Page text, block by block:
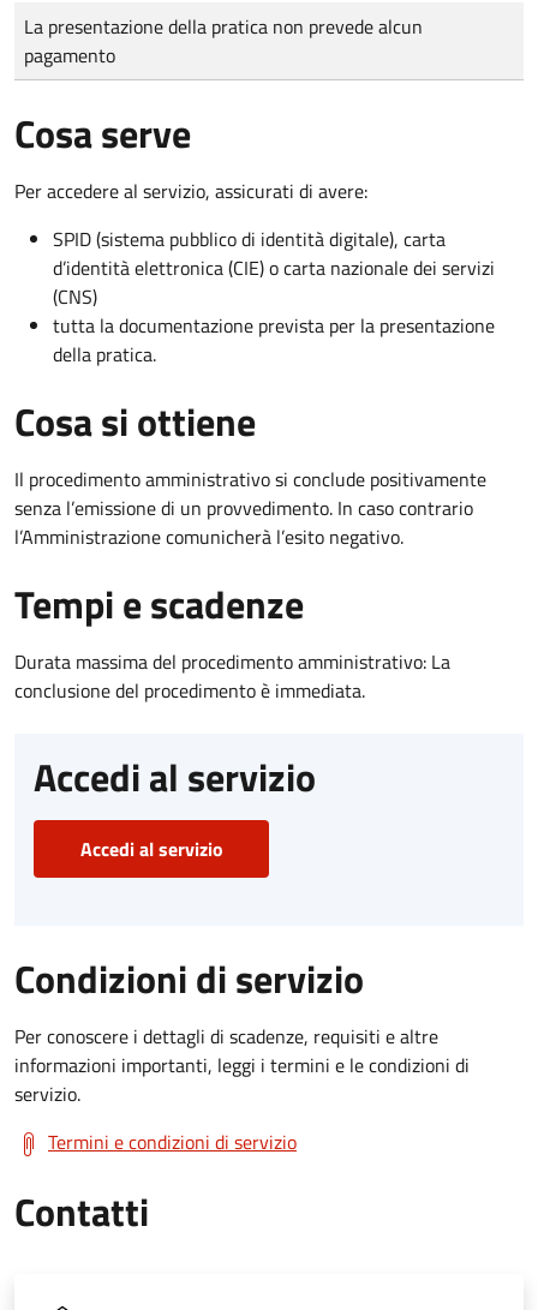
Tipo di pagamento
Importo
La presentazione della pratica non prevede alcun
pagamento
Cosa serve
Per accedere al servizio, assicurati di avere:
SPID (sistema pubblico di identità digitale), carta
d’identità elettronica (CIE) o carta nazionale dei servizi
(CNS)
tutta la documentazione prevista per la presentazione
della pratica.
Cosa si ottiene
Il procedimento amministrativo si conclude positivamente
senza l’emissione di un provvedimento. In caso contrario
l’Amministrazione comunicherà l’esito negativo.
Tempi e scadenze
Durata massima del procedimento amministrativo: La
conclusione del procedimento è immediata.
Accedi al servizio
Accedi al servizio
Condizioni di servizio
Per conoscere i dettagli di scadenze, requisiti e altre
informazioni importanti, leggi i termini e le condizioni di
servizio.
Termini e condizioni di servizio
Contatti